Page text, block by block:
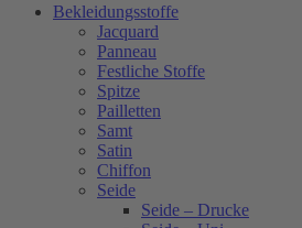
Bekleidungsstoffe
Jacquard
Panneau
Festliche Stoffe
Spitze
Pailletten
Samt
Satin
Chiffon
Seide
Seide – Drucke